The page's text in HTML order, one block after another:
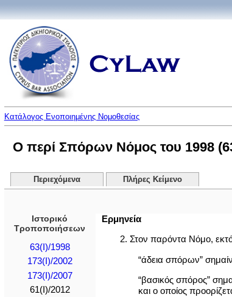
Κατάλογος Ενοποιημένης Νομοθεσίας
Ο περί Σπόρων Νόμος του 1998
Περιεχόμενα Πλήρες Κείμενο
Ιστορικό
Τροποποιήσεων
63(I)/1998
173(I)/2002
173(I)/2007
61(I)/2012
Ερμηνεία
2. Στον παρόντα Νόμο,
“άδεια σπόρων”
“βασικός σπόρος”
και ο οποίος